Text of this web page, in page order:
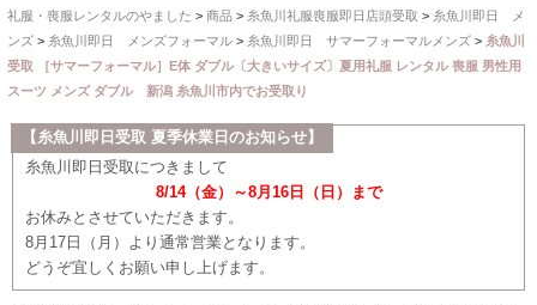
ホーム
全 国 配 送
受取り場所が選べます
東京即日バイク便
配送・お支払い方法
ご注文の流れ
礼服・喪服レンタルのやました > 商品> 糸魚川礼服喪服即日店頭受取 > 糸魚川即日 メ
ンズ> 糸魚川即日 メンズフォーマル> 糸魚川即日 サマーフォーマルメンズ> 糸魚川
受取 ［サマーフォーマル］E体 ダブル〔大きいサイズ〕夏用礼服 レンタル 喪服 男性用
スーツ メンズ ダブル 新潟 糸魚川市内でお受取り
【糸魚川即日受取 夏季休業日のお知らせ】
糸魚川即日受取につきまして
8/14（金）～8月16日（日）まで
お休みとさせていただきます。
8月17日（月）より通常営業となります。
どうぞ宜しくお願い申し上げます。